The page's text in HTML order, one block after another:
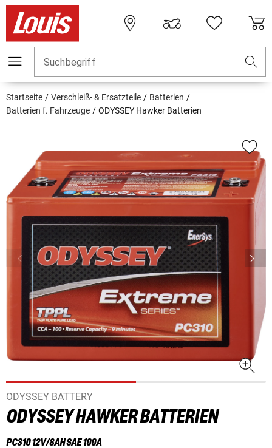
Suchbegriff
Startseite Verschleiß- & Ersatzteile
Batterien
Batterien f. Fahrzeuge
ODYSSEY Hawker Batterien
ODYSSEY BATTERY
ODYSSEY HAWKER BATTERIEN
PC310 12V/8AH SAE 100A